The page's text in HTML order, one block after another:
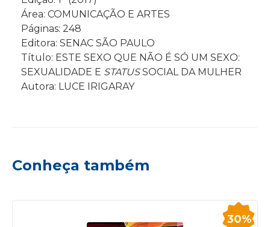
Área: COMUNICAÇÃO E ARTES
Páginas: 248
Editora: SENAC SÃO PAULO
Título: ESTE SEXO QUE NÃO É SÓ UM SEXO:
SEXUALIDADE E STATUSSOCIAL DA MULHER
Autora: LUCE IRIGARAY
Conheça também
30%